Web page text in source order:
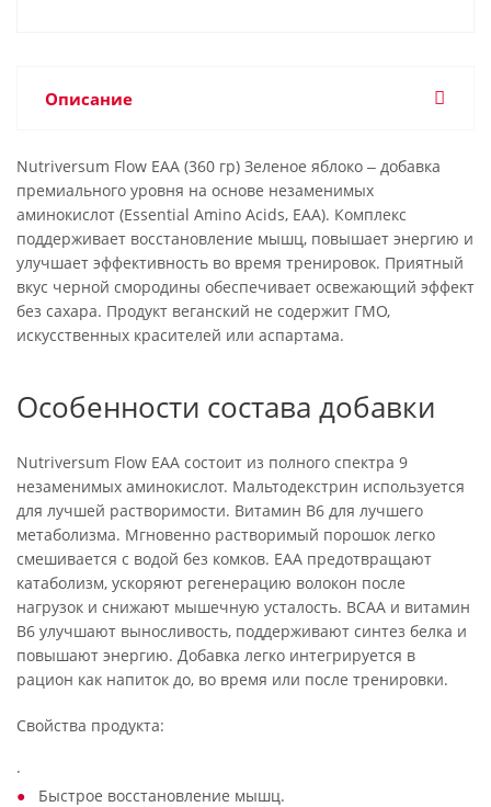
Описание
Nutriversum Flow EAA (360 гр) Зеленое яблоко ‒ добавка
премиального уровня на основе незаменимых
аминокислот (Essential Amino Acids, EAA). Комплекс
поддерживает восстановление мышц, повышает энергию и
улучшает эффективность во время тренировок. Приятный
вкус черной смородины обеспечивает освежающий эффект
без сахара. Продукт веганский не содержит ГМО,
искусственных красителей или аспартама.
Особенности состава добавки
Nutriversum Flow EAA состоит из полного спектра 9
незаменимых аминокислот. Мальтодекстрин используется
для лучшей растворимости. Витамин B6 для лучшего
метаболизма. Мгновенно растворимый порошок легко
смешивается с водой без комков. EAA предотвращают
катаболизм, ускоряют регенерацию волокон после
нагрузок и снижают мышечную усталость. BCAA и витамин
B6 улучшают выносливость, поддерживают синтез белка и
повышают энергию. Добавка легко интегрируется в
рацион как напиток до, во время или после тренировки.
Свойства продукта:
·
Быстрое восстановление мышц.